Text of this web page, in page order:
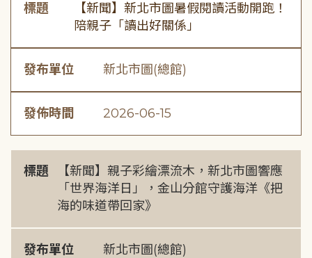
標題
【新聞】新北市圖暑假閱讀活動開跑！
陪親子「讀出好關係」
發布單位 新北市圖(總館)
發佈時間 2026-06-15
標題
【新聞】親子彩繪漂流木，新北市圖響應
「世界海洋日」，金山分館守護海洋《把
海的味道帶回家》
發布單位 新北市圖(總館)